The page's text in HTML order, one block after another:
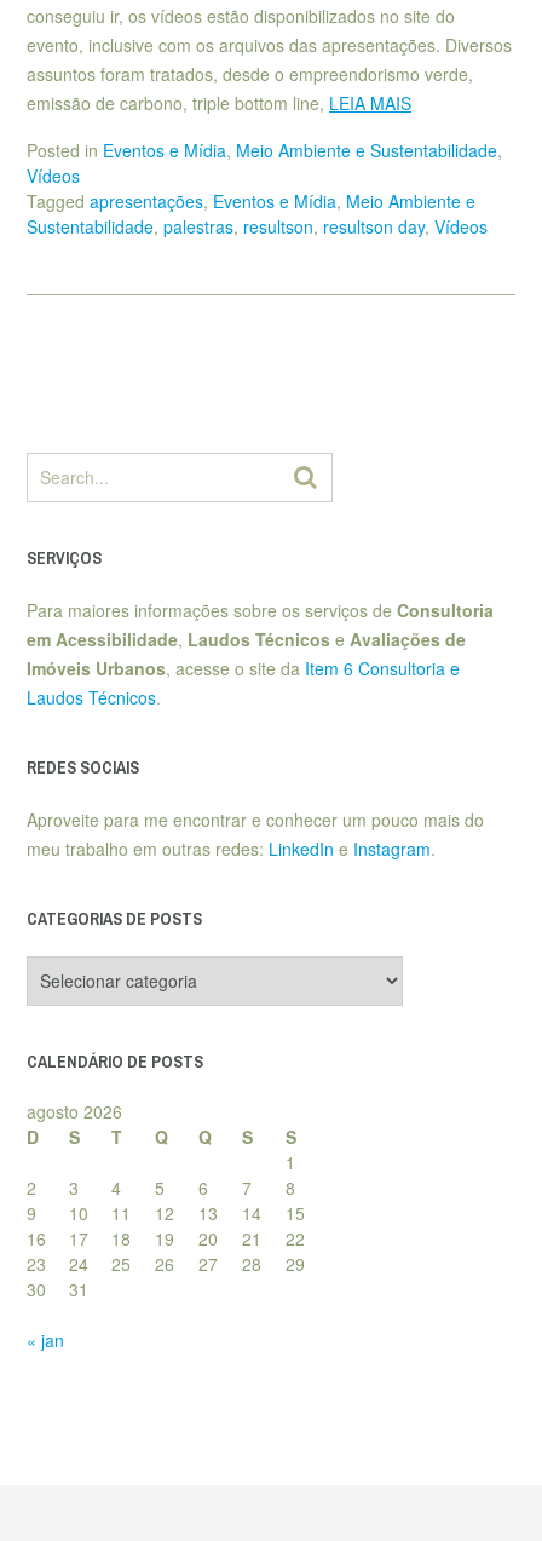
conseguiu ir, os vídeos estão disponibilizados no site do
evento, inclusive com os arquivos das apresentações. Diversos
assuntos foram tratados, desde o empreendorismo verde,
emissão de carbono, triple bottom line, LEIA MAIS
Posted in Eventos e Mídia, Meio Ambiente e Sustentabilidade,
Vídeos
Tagged apresentações, Eventos e Mídia, Meio Ambiente e
Sustentabilidade, palestras, resultson, resultson day, Vídeos
SERVIÇOS
Para maiores informações sobre os serviços de Consultoria
em Acessibilidade, Laudos Técnicos e Avaliações de
Imóveis Urbanos, acesse o site da Item 6 Consultoria e
Laudos Técnicos.
REDES SOCIAIS
Aproveite para me encontrar e conhecer um pouco mais do
meu trabalho em outras redes: LinkedIn e Instagram.
CATEGORIAS DE POSTS
de
CALENDÁRIO DE POSTS
agosto 2026
D
S T Q Q S
S
1
2
3 4 5 6 7
8
9
10 11 12 13 14
15
16
17 18 19 20 21
22
23
24 25 26 27 28
29
30
31
« jan